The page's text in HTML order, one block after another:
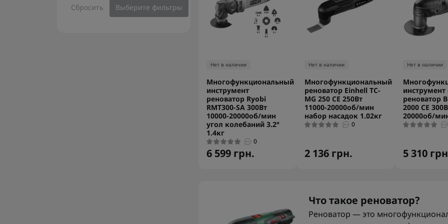
Сбросить Выберите фильтры
Нет в наличии
Многофункциональный
инструмент
реноватор Ryobi
RMT300-SA 300Вт
10000-20000об/мин
угол колебаний 3.2°
1.4кг
0
6 599 грн.
Нет в наличии
Многофункциональный
реноватор Einhell TC-
MG 250 CE 250Вт
11000-20000об/мин
набор насадок 1.02кг
0
2 136 грн.
Нет в наличии
инструмент
реноватор
2000 CE
20000об/
5 310
Что такое реноватор?
Реноватор — это